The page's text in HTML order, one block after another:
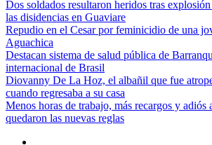
Dos soldados resultaron heridos tras
las disidencias en Guaviare
Repudio en el Cesar por feminicidio de una
Aguachica
Destacan sistema de salud pública de
internacional de Brasil
Diovanny De La Hoz, el albañil que fue
cuando regresaba a su casa
Menos horas de trabajo, más recargos y
quedaron las nuevas reglas